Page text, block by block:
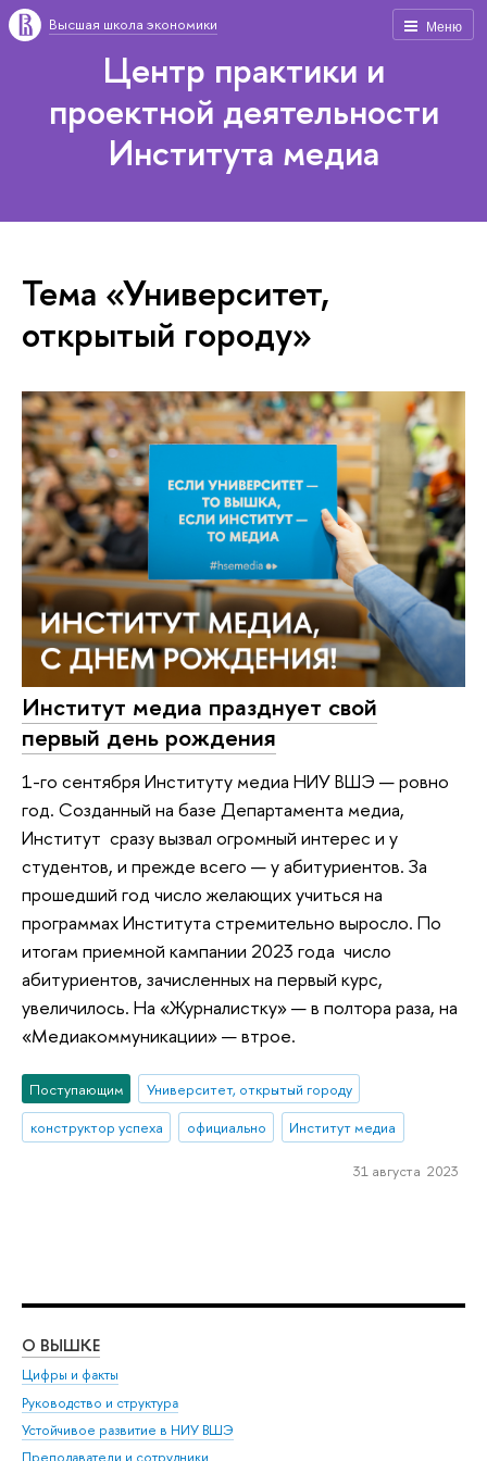
Меню
Высшая школа экономики
Центр практики и
проектной деятельности
Института медиа
Тема «Университет,
открытый городу»
Институт медиа празднует свой
первый день рождения
1-го сентября Институту медиа НИУ ВШЭ — ровно
год. Созданный на базе Департамента медиа,
Институт сразу вызвал огромный интерес и у
студентов, и прежде всего — у абитуриентов. За
прошедший год число желающих учиться на
программах Института стремительно выросло. По
итогам приемной кампании 2023 года число
абитуриентов, зачисленных на первый курс,
увеличилось. На «Журналистку» — в полтора раза, на
«Медиакоммуникации» — втрое.
Поступающим
Университет, открытый городу
конструктор успеха
официально Институт медиа
31 августа 2023
О ВЫШКЕ
Цифры и факты
Руководство и структура
Устойчивое развитие в НИУ ВШЭ